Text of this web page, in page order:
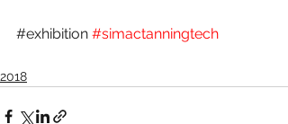
#exhibition #simactanningtech
2018